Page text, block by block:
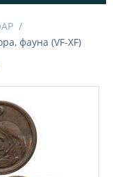
/
фауна (VF-XF)